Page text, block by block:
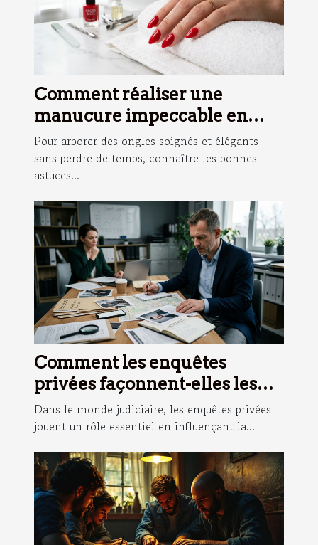
Comment réaliser une
manucure impeccable en
moins de 10 minutes ?
Pour arborer des ongles soignés et élégants
sans perdre de temps, connaître les bonnes
astuces...
Comment les enquêtes
privées façonnent-elles les
stratégies judiciaires ?
Dans le monde judiciaire, les enquêtes privées
jouent un rôle essentiel en influençant la...